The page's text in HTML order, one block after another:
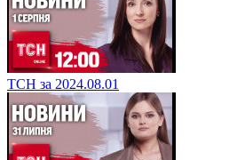
ТСН за 2024.08.01